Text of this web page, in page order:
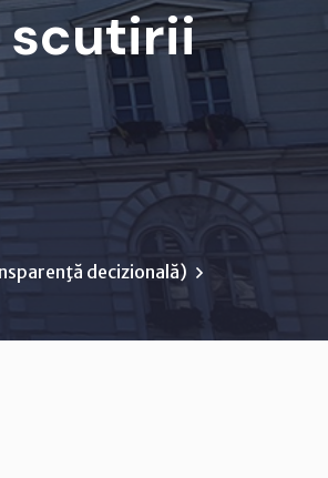
scutirii
decizională)